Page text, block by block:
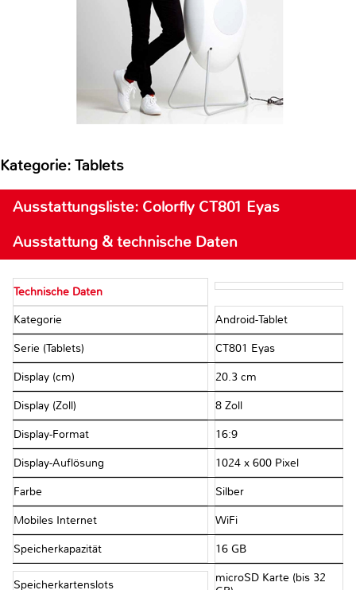
Kategorie: Tablets
Ausstattungsliste: Colorfly CT801 Eyas
Ausstattung & technische Daten
Technische Daten
Kategorie Android-Tablet
Serie (Tablets) CT801 Eyas
Display (cm) 20.3 cm
Display (Zoll) 8 Zoll
Display-Format 16:9
Display-Auflösung 1024 x 600 Pixel
Farbe Silber
Mobiles Internet WiFi
Speicherkapazität 16 GB
Speicherkartenslots
microSD Karte (bis 32